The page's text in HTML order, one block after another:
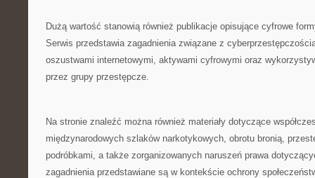
Dużą wartość stanowią również publikacje opisujące cyfrowe
Serwis przedstawia zagadnienia związane z
oszustwami internetowymi, aktywami cyfrowymi oraz
przez grupy przestępcze.
Na stronie znaleźć można również materiały dotyczące
międzynarodowych szlaków narkotykowych, obrotu bronią,
podróbkami, a także zorganizowanych naruszeń prawa
zagadnienia przedstawiane są w kontekście ochrony